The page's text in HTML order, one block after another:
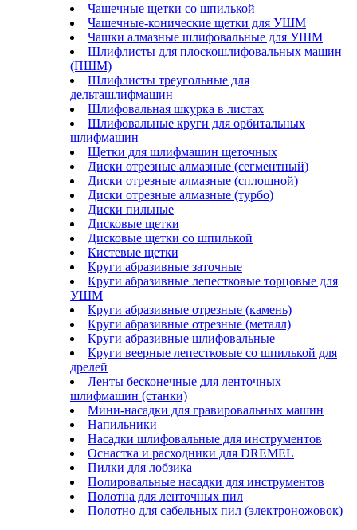
Чашечные щетки со шпилькой
Чашечные-конические щетки для УШМ
Чашки алмазные шлифовальные для УШМ
Шлифлисты для плоскошлифовальных машин
(ПШМ)
Шлифлисты треугольные для
дельташлифмашин
Шлифовальная шкурка в листах
Шлифовальные круги для орбитальных
шлифмашин
Щетки для шлифмашин щеточных
Диски отрезные алмазные (сегментный)
Диски отрезные алмазные (сплошной)
Диски отрезные алмазные (турбо)
Диски пильные
Дисковые щетки
Дисковые щетки со шпилькой
Кистевые щетки
Круги абразивные заточные
Круги абразивные лепестковые торцовые для
УШМ
Круги абразивные отрезные (камень)
Круги абразивные отрезные (металл)
Круги абразивные шлифовальные
Круги веерные лепестковые со шпилькой для
дрелей
Ленты бесконечные для ленточных
шлифмашин (станки)
Мини-насадки для гравировальных машин
Напильники
Насадки шлифовальные для инструментов
Оснастка и расходники для DREMEL
Пилки для лобзика
Полировальные насадки для инструментов
Полотна для ленточных пил
Полотно для сабельных пил (электроножовок)